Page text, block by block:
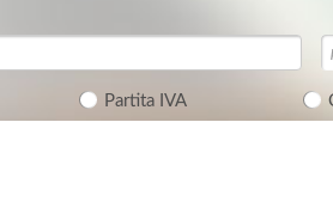
Partita IVA